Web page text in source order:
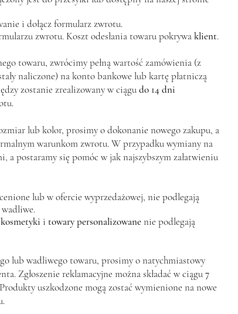
i dołącz formularz zwrotu.
zwrotu. Koszt odesłania towaru pokrywaklient.
towaru, zwrócimy pełną wartość zamówienia (z
naliczone) na konto bankowe lub kartę płatniczą
zostanie zrealizowany w ciągudo 14 dni
lub kolor, prosimy o dokonanie nowego zakupu, a
warunkom zwrotu. W przypadku wymiany na
a postaramy się pomóc w jak najszybszym załatwieniu
lub w ofercie wyprzedażowej, nie podlegają
kosmetyki i towary personalizowanenie podlegają
lub wadliwego towaru, prosimy o natychmiastowy
Zgłoszenie reklamacyjne można składać w ciągu7
uszkodzone mogą zostać wymienione na nowe